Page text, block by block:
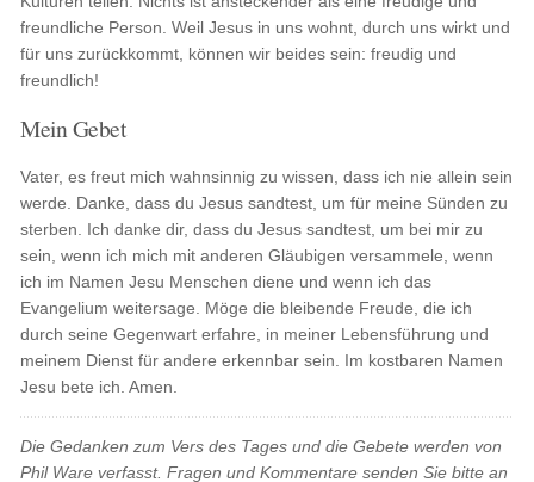
freundliche Person. Weil Jesus in uns wohnt, durch uns wirkt und
für uns zurückkommt, können wir beides sein: freudig und
freundlich!
Mein Gebet
Vater, es freut mich wahnsinnig zu wissen, dass ich nie allein sein
werde. Danke, dass du Jesus sandtest, um für meine Sünden zu
sterben. Ich danke dir, dass du Jesus sandtest, um bei mir zu
sein, wenn ich mich mit anderen Gläubigen versammele, wenn
ich im Namen Jesu Menschen diene und wenn ich das
Evangelium weitersage. Möge die bleibende Freude, die ich
durch seine Gegenwart erfahre, in meiner Lebensführung und
meinem Dienst für andere erkennbar sein. Im kostbaren Namen
Jesu bete ich. Amen.
Die Gedanken zum Vers des Tages und die Gebete werden von
Phil Ware verfasst. Fragen und Kommentare senden Sie bitte an